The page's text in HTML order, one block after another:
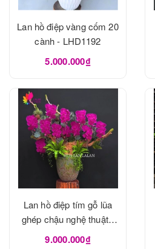
Lan hồ điệp vàng cốm 20
cành - LHD1192
5.000.000₫
Lan hồ điệp tím gỗ lũa
ghép chậu nghệ thuật -
LHD1190
9.000.000₫